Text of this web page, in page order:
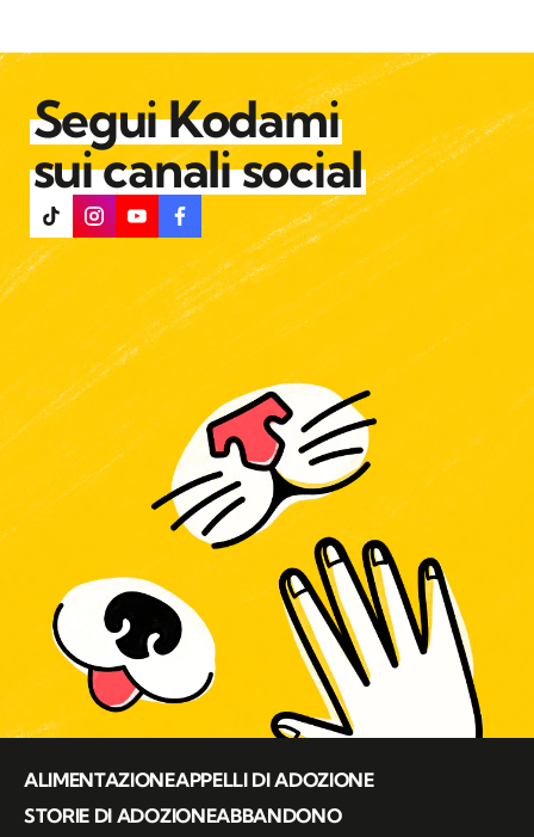
Segui Kodami
sui canali social
ALIMENTAZIONEAPPELLI DI ADOZIONE
STORIE DI ADOZIONEABBANDONO